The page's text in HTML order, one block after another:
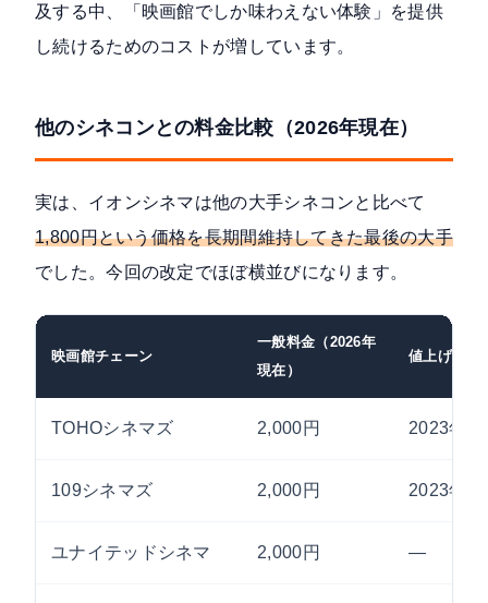
及する中、「映画館でしか味わえない体験」を提供
し続けるためのコストが増しています。
他のシネコンとの料金比較（2026年現在）
実は、イオンシネマは他の大手シネコンと比べて
1,800円という価格を長期間維持してきた最後の大手
でした。今回の改定でほぼ横並びになります。
映画館チェーン
一般料金（2026年
現在）
値上げ時期
TOHOシネマズ 2,000円 2023年6
109シネマズ 2,000円 2023年頃
ユナイテッドシネマ 2,000円 —